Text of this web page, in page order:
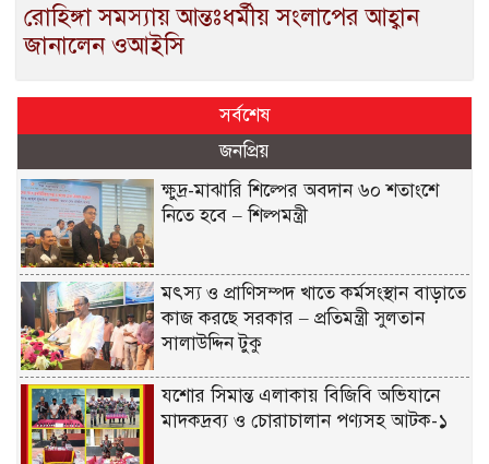
রোহিঙ্গা সমস্যায় আন্তঃধর্মীয় সংলাপের আহ্বান
জানালেন ওআইসি
সর্বশেষ
জনপ্রিয়
ক্ষুদ্র-মাঝারি শিল্পের অবদান ৬০ শতাংশে
নিতে হবে – শিল্পমন্ত্রী
মৎস্য ও প্রাণিসম্পদ খাতে কর্মসংস্থান বাড়াতে
কাজ করছে সরকার – প্রতিমন্ত্রী সুলতান
সালাউদ্দিন টুকু
যশোর সিমান্ত এলাকায় বিজিবি অভিযানে
মাদকদ্রব্য ও চোরাচালান পণ্যসহ আটক-১